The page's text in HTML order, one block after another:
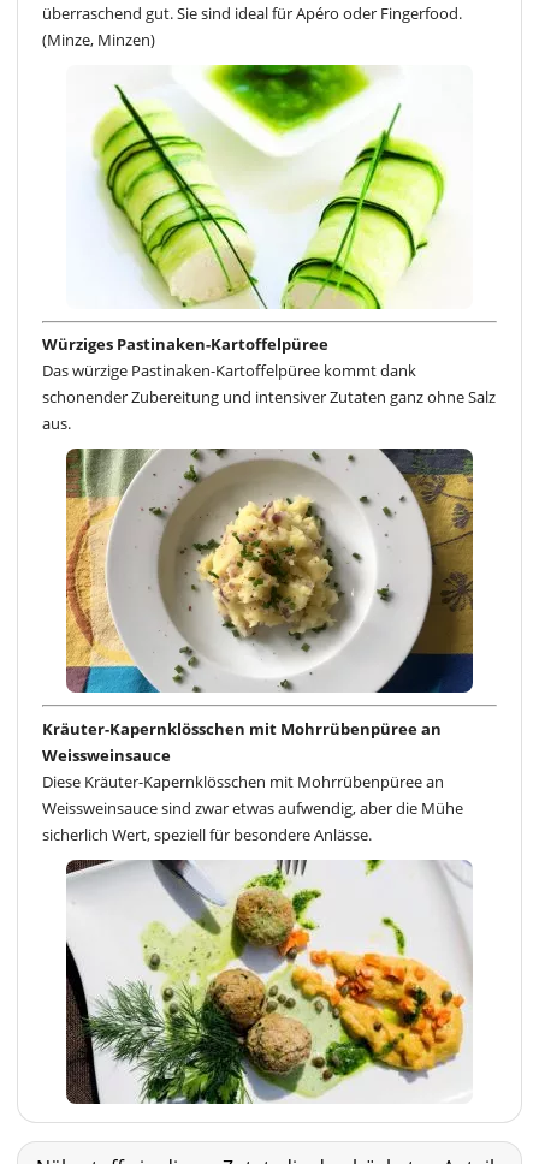
überraschend gut. Sie sind ideal für Apéro oder Fingerfood.
(Minze, Minzen)
Würziges Pastinaken-Kartoffelpüree
Das würzige Pastinaken-Kartoffelpüree kommt dank
schonender Zubereitung und intensiver Zutaten ganz ohne Salz
aus.
Kräuter-Kapernklösschen mit Mohrrübenpüree an
Weissweinsauce
Diese Kräuter-Kapernklösschen mit Mohrrübenpüree an
Weissweinsauce sind zwar etwas aufwendig, aber die Mühe
sicherlich Wert, speziell für besondere Anlässe.